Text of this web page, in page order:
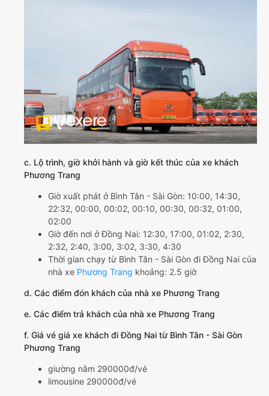
c. Lộ trình, giờ khởi hành và giờ kết thúc của xe khách
Phương Trang
Giờ xuất phát ở Bình Tân - Sài Gòn: 10:00, 14:30,
22:32, 00:00, 00:02, 00:10, 00:30, 00:32, 01:00,
02:00
Giờ đến nơi ở Đồng Nai: 12:30, 17:00, 01:02, 2:30,
2:32, 2:40, 3:00, 3:02, 3:30, 4:30
Thời gian chạy từ Bình Tân - Sài Gòn đi Đồng Nai của
nhà xe Phương Trang khoảng: 2.5 giờ
d. Các điểm đón khách của nhà xe Phương Trang
e. Các điểm trả khách của nhà xe Phương Trang
f. Giá vé giá xe khách đi Đồng Nai từ Bình Tân - Sài Gòn
Phương Trang
giường nằm 290000đ/vé
limousine 290000đ/vé